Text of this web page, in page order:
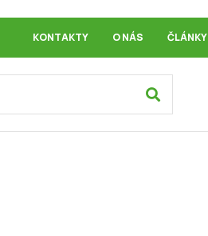
KONTAKTY O NÁS ČLÁNKY